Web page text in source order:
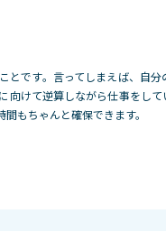
です。言ってしまえば、自
けて逆算しながら仕事をして
もちゃんと確保できます。